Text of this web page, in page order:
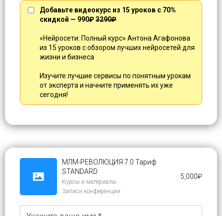
Добавьте видеокурс из 15 уроков с 70%
скидкой — 990₽3290₽
«Нейросети: Полный курс» Антона Агафонова
из 15 уроков с обзором лучших нейросетей для
жизни и бизнеса
Изучите лучшие сервисы по понятным урокам
от эксперта и начните применять их уже
сегодня!
МЛМ-РЕВОЛЮЦИЯ 7.0 Тариф
STANDARD
Курсы и материалы
Записи конференции
5,000₽